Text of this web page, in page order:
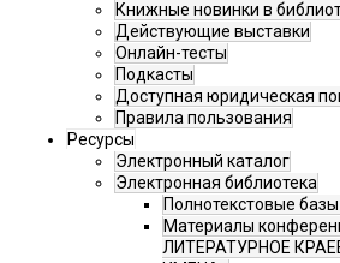
Книжные новинки в
Действующие выставки
Онлайн-тесты
Подкасты
Доступная юридическая
Правила пользования
Ресурсы
Электронный каталог
Электронная библиотека
Полнотекстовые
Материалы
ЛИТЕРАТУРНОЕ